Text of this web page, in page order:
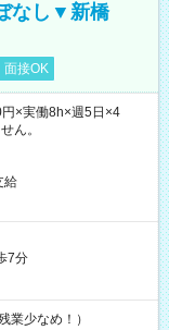
なし▼新橋
面接OK
×実働8h×週5日×4
ん。
給
7分
業少なめ！）